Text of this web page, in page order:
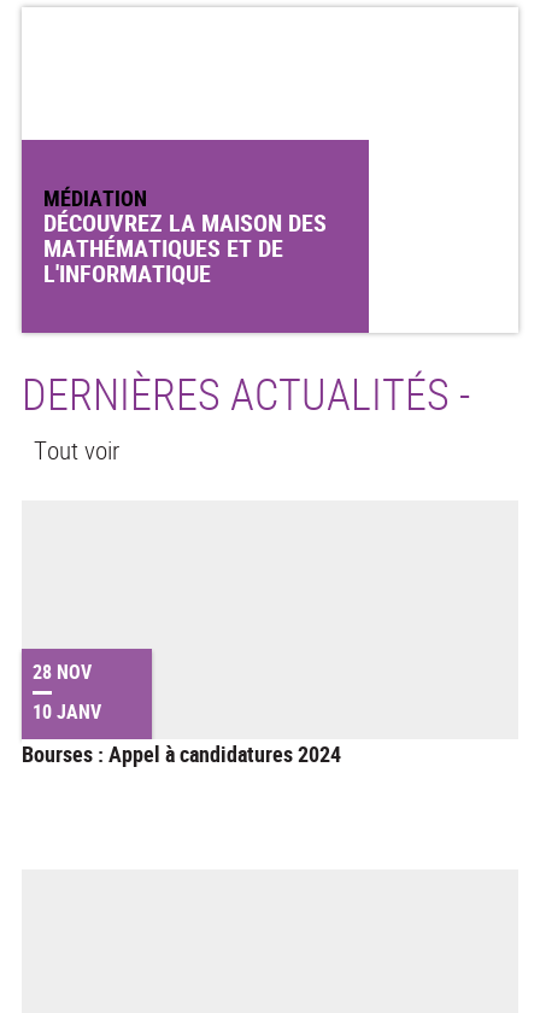
MÉDIATION
DÉCOUVREZ LA MAISON DES
MATHÉMATIQUES ET DE
L'INFORMATIQUE
DERNIÈRES ACTUALITÉS -
Tout voir
28 NOV
10 JANV
Bourses : Appel à candidatures 2024